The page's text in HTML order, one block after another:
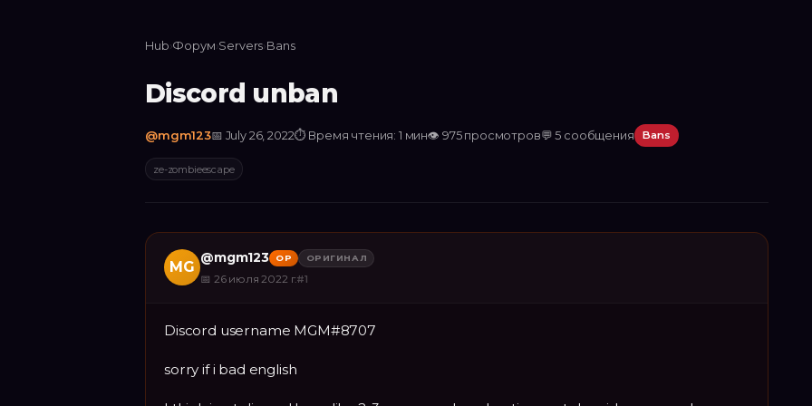
Hub›Форум›Servers›Bans
Discord unban
@mgm123📅 July 26, 2022⏱ Время чтения: 1 мин👁 975 просмотров💬5 сообщения Bans
ze-zombieescape
MG
@mgm123 OP ОРИГИНАЛ
📅 26 июля 2022 г.#1
Discord username MGM#8707
sorry if i bad english